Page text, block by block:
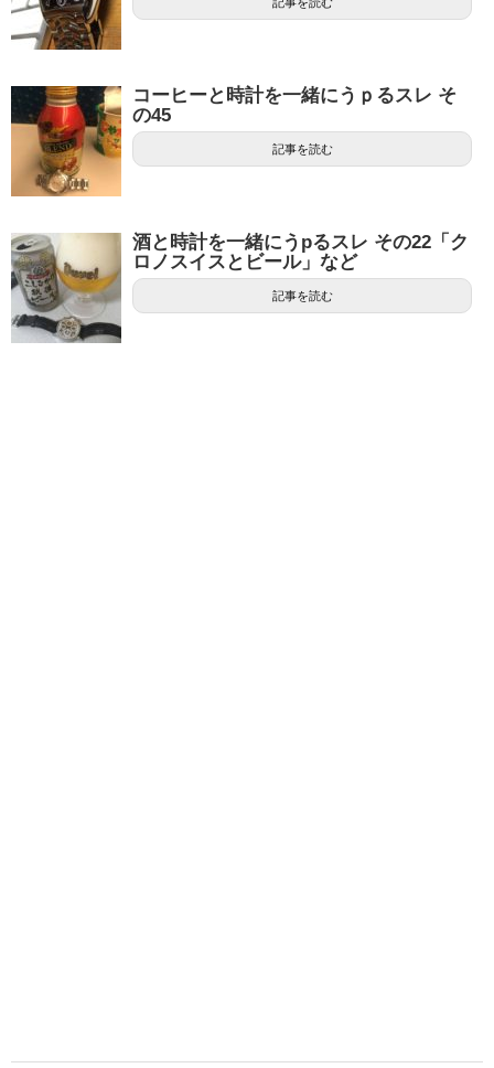
コーヒーと時計を一緒にうｐるスレ そ
の45
記事を読む
酒と時計を一緒にうpるスレ その22「ク
ロノスイスとビール」など
記事を読む